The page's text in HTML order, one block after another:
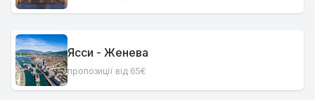
Ясси - Женева
пропозиції від 65€